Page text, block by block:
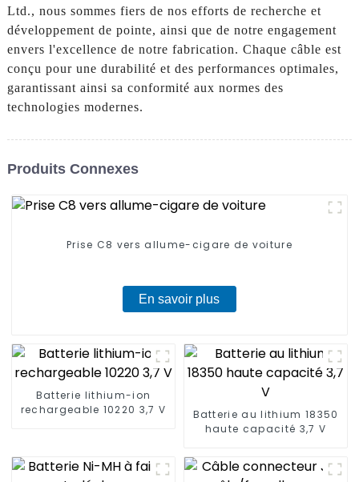
Ltd., nous sommes fiers de nos efforts de recherche et
développement de pointe, ainsi que de notre engagement
envers l'excellence de notre fabrication. Chaque câble est
conçu pour une durabilité et des performances optimales,
garantissant ainsi sa conformité aux normes des
technologies modernes.
Produits Connexes
Prise C8 vers allume-cigare de voiture
En savoir plus
Batterie lithium-ion
rechargeable 10220 3,7 V
Batterie au lithium 18350
haute capacité 3,7 V